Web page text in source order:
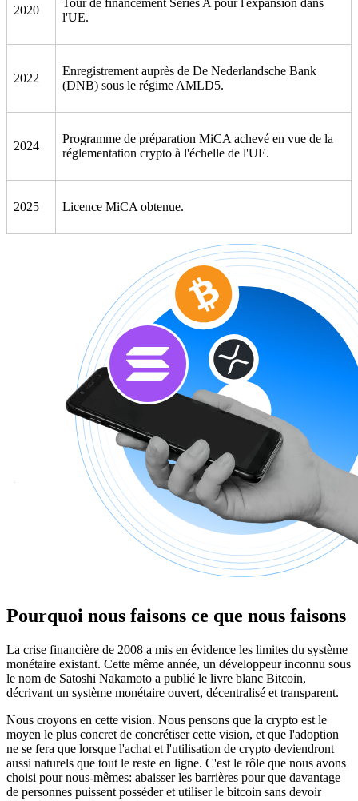
2020
l'UE.
2022
Enregistrement auprès de De Nederlandsche Bank
(DNB) sous le régime AMLD5.
2024
Programme de préparation MiCA achevé en vue de la
réglementation crypto à l'échelle de l'UE.
2025 Licence MiCA obtenue.
Pourquoi nous faisons ce que nous faisons
La crise financière de 2008 a mis en évidence les limites du système
monétaire existant. Cette même année, un développeur inconnu sous
le nom de Satoshi Nakamoto a publié le livre blanc Bitcoin,
décrivant un système monétaire ouvert, décentralisé et transparent.
Nous croyons en cette vision. Nous pensons que la crypto est le
moyen le plus concret de concrétiser cette vision, et que l'adoption
ne se fera que lorsque l'achat et l'utilisation de crypto deviendront
aussi naturels que tout le reste en ligne. C'est le rôle que nous avons
choisi pour nous-mêmes: abaisser les barrières pour que davantage
de personnes puissent posséder et utiliser le bitcoin sans devoir